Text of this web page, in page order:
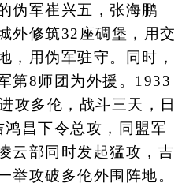
伪军崔兴五，张海鹏
外修筑32座碉堡，用交
，用伪军驻守。同时，
第8师团为外援。1933
攻多伦，战斗三天，日
昌下令总攻，同盟军
云部同时发起猛攻，吉
举攻破多伦外围阵地。